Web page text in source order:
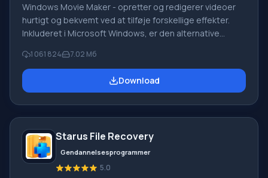
Windows Movie Maker - opretter og redigerer videoer
hurtigt og bekvemt ved at tilføje forskellige effekter.
Inkluderet i Microsoft Windows, er den alternative
Live-softwarepakke fra Microsoft. Funktioner i Windows
Movie Maker: Optag video fra forskellige kilder
(videokameraer, mobiltelefoner, digitale videokameraer,
1 061 824 7.02 Мб
Download
Starus File Recovery
Gendannelsesprogrammer
5.0